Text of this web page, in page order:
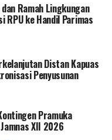
X 0
X 0
Ramah Lingkungan
RPU ke Handil Parimas
Distan Kapuas
Penyusunan
Pramuka
XII 2026